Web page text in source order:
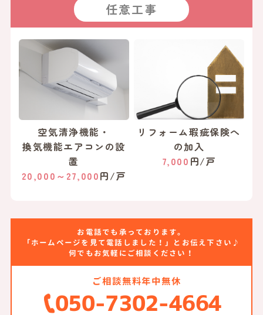
任意工事
空気清浄機能・
換気機能エアコンの設
置
20,000～27,000円/戸
リフォーム瑕疵保険へ
の加入
7,000 円/戸
お電話でも承っております。
「ホームページを見て電話しました！」とお伝え下さい♪
何でもお気軽にご相談ください！
ご相談無料年中無休
050-7302-4664